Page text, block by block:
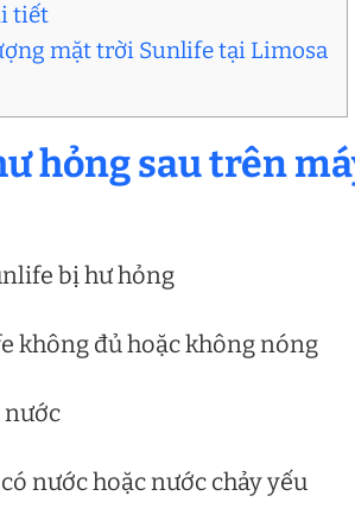
tiết
mặt trời Sunlife tại Limosa
hỏng sau trên
bị hư hỏng
không đủ hoặc không nóng
nước
nước hoặc nước chảy yếu